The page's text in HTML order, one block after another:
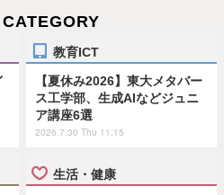
教育ICT
【夏休み2026】東大メタバー
ス工学部、生成AIなどジュニ
ア講座6選
2026.7.30 Thu 11:15
生活・健康